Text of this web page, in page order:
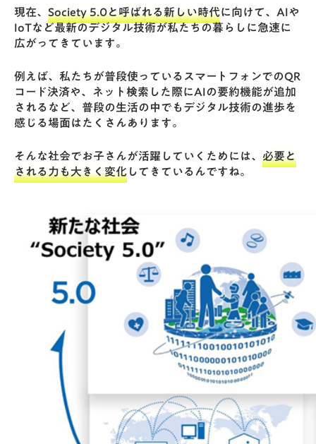
現在、 Society 5.0と呼ばれる新しい時代に向けて、AIや
IoTなど最新のデジタル技術が私たちの暮らしに急速に
広がってきています。
例えば、私たちが普段使っているスマートフォンでのQR
コード決済や、ネット検索した際にAIの要約機能が追加
されるなど、普段の生活の中でもデジタル技術の進歩を
感じる場面はたくさんあります。
そんな社会でお子さんが活躍していくためには、 必要と
される力も大きく変化してきているんですね。